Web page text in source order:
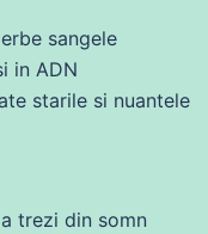
sangele
in ADN
starile si nuantele
trezi din somn